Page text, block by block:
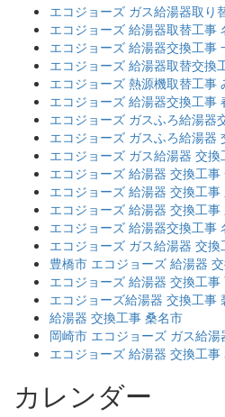
エコジョーズ ガス給湯器取り
エコジョーズ 給湯器取替工事
エコジョーズ 給湯器交換工事
エコジョーズ 給湯器取替交換
エコジョーズ 熱源機取替工事
エコジョーズ 給湯器交換工事
エコジョーズ ガスふろ給湯器
エコジョーズ ガスふろ給湯器
エコジョーズ ガス給湯器 交
エコジョーズ 給湯器 交換工事
エコジョーズ 給湯器 交換工事
エコジョーズ 給湯器 交換工事
エコジョーズ 給湯器交換工事
エコジョーズ ガス給湯器 交
豊橋市 エコジョーズ 給湯器
エコジョーズ 給湯器 交換工事
エコジョーズ給湯器 交換工事
給湯器 交換工事 桑名市
岡崎市 エコジョーズ ガス給
エコジョーズ 給湯器 交換工
カレンダー